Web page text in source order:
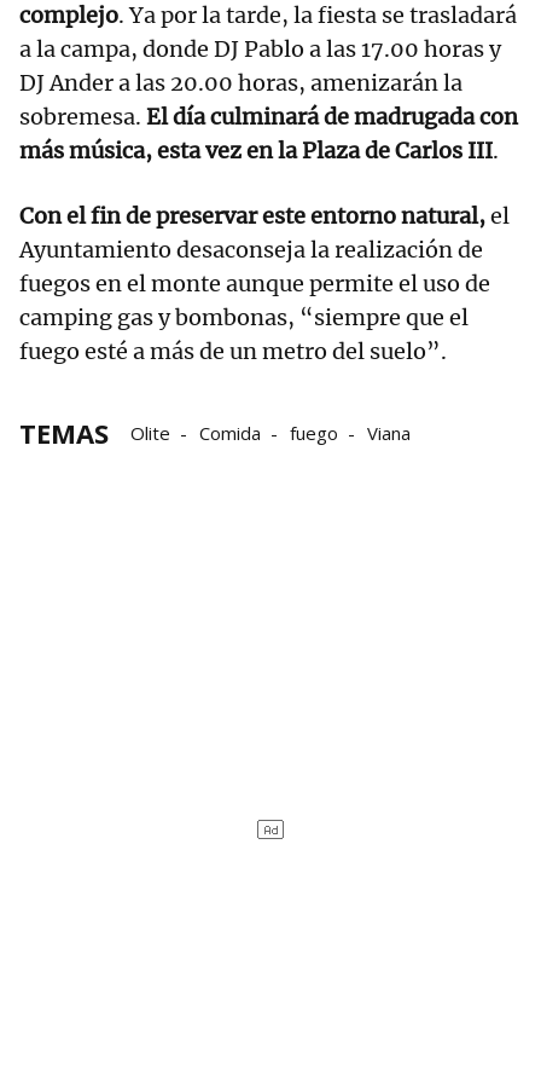
complejo. Ya por la tarde, la fiesta se trasladará
a la campa, donde DJ Pablo a las 17.00 horas y
DJ Ander a las 20.00 horas, amenizarán la
sobremesa. El día culminará de madrugada con
más música, esta vez en la Plaza de Carlos III.
Con el fin de preservar este entorno natural,el
Ayuntamiento desaconseja la realización de
fuegos en el monte aunque permite el uso de
camping gas y bombonas, “siempre que el
fuego esté a más de un metro del suelo”.
TEMAS Olite Comida fuego Viana